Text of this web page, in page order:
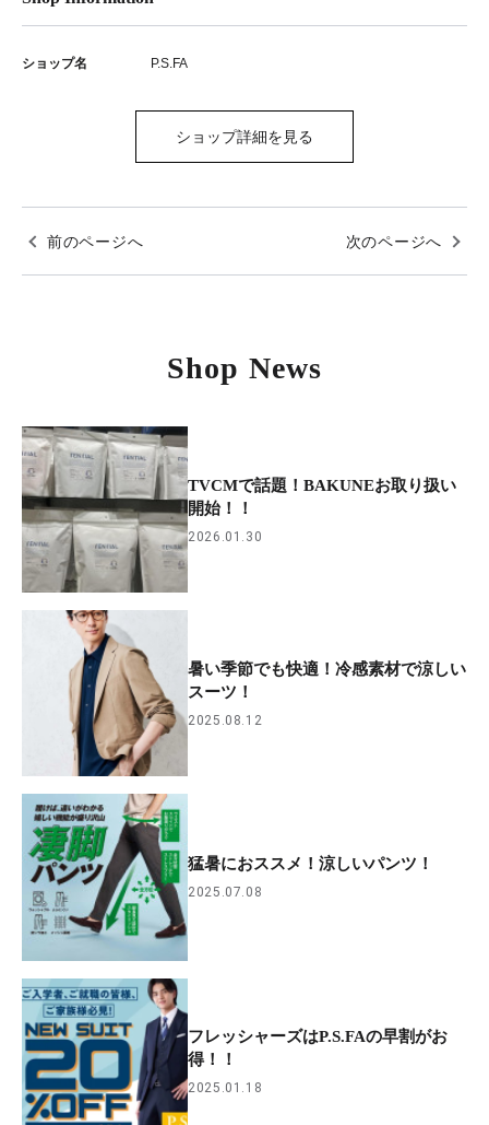
ショップ名 P.S.FA
ショップ詳細を見る
前のページへ 次のページへ
Shop News
TVCMで話題！BAKUNEお取り扱い
開始！！
2026.01.30
暑い季節でも快適！冷感素材で涼しい
スーツ！
2025.08.12
猛暑におススメ！涼しいパンツ！
2025.07.08
フレッシャーズはP.S.FAの早割がお
得！！
2025.01.18